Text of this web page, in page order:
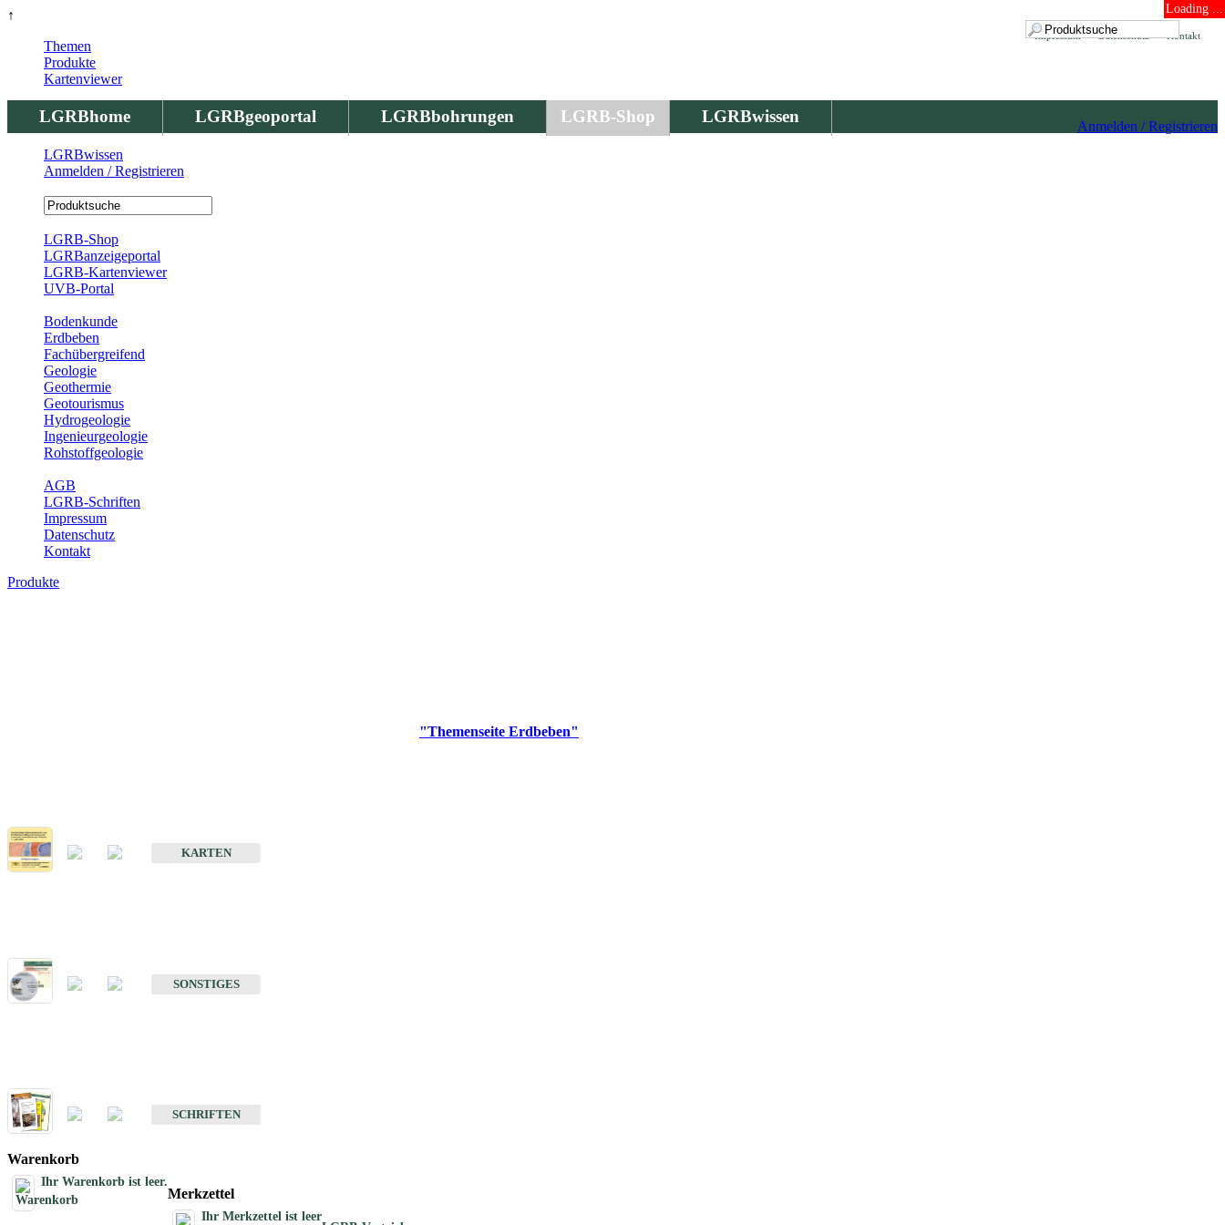
↑ Loading ...
Kontakt
Datenschutz
Impressum
LGRBhome LGRBgeoportal LGRBbohrungen LGRB-Shop LGRBwissen
Anmelden / Registrieren
Themen
Produkte
Kartenviewer
LGRBwissen
Anmelden / Registrieren
LGRB-Shop
LGRBanzeigeportal
LGRB-Kartenviewer
UVB-Portal
Bodenkunde
Erdbeben
Fachübergreifend
Geologie
Geothermie
Geotourismus
Hydrogeologie
Ingenieurgeologie
Rohstoffgeologie
AGB
LGRB-Schriften
Impressum
Datenschutz
Kontakt
Produkte
"Themenseite Erdbeben"
KARTEN
SONSTIGES
SCHRIFTEN
Warenkorb
Ihr Warenkorb ist leer.
Merkzettel
Ihr Merkzettel ist leer